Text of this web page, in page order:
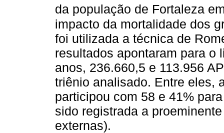
da população de Fortaleza
impacto da mortalidade dos
foi utilizada a técnica de
resultados apontaram para o
anos, 236.660,5 e 113.956
triênio analisado. Entre eles,
participou com 58 e 41%
sido registrada a
externas).